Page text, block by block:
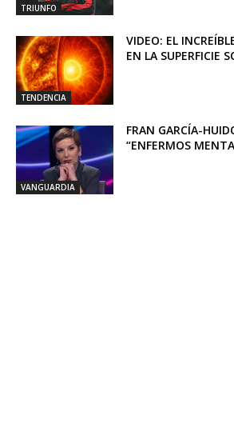
TRIUNFO
TENDENCIA
VIDEO: EL
EN LA SUPERFICIE
VANGUARDIA
FRAN GARCÍA-
“ENFERMOS